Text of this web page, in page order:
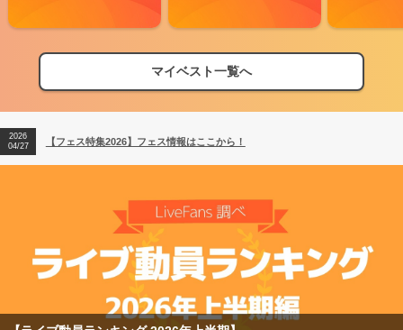
マイベスト一覧へ
【フェス特集2026】フェス情報はここから！
【ライブ動員ランキング】2026年上半期編発表！
2026
04/27
【フェス特集2026】フェス情報はここから！
2026